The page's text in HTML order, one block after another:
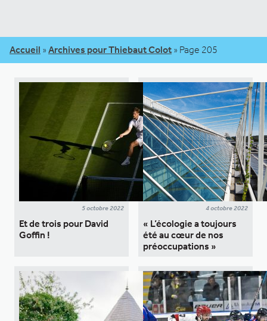
Accueil » Archives pour Thiebaut Colot » Page 205
5 octobre 2022
Et de trois pour David
Goffin !
4 octobre 2022
« L’écologie a toujours
été au cœur de nos
préoccupations »